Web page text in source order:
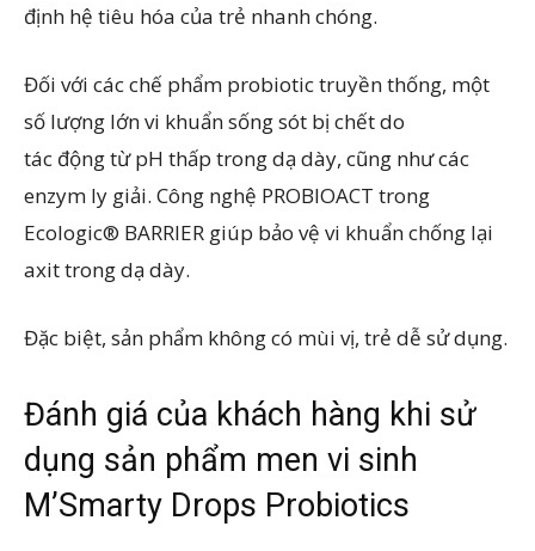
định hệ tiêu hóa của trẻ nhanh chóng.
Đối với các chế phẩm probiotic truyền thống, một
số lượng lớn vi khuẩn sống sót bị chết do
tác động từ pH thấp trong dạ dày, cũng như các
enzym ly giải. Công nghệ PROBIOACT trong
Ecologic® BARRIER giúp bảo vệ vi khuẩn chống lại
axit trong dạ dày.
Đặc biệt, sản phẩm không có mùi vị, trẻ dễ sử dụng.
Đánh giá của khách hàng khi sử
dụng sản phẩm men vi sinh
M’Smarty Drops Probiotics